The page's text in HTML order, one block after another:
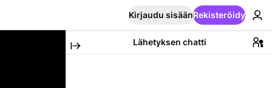
Kirjaudu sisäänRekisteröidy
Lähetyksen chatti